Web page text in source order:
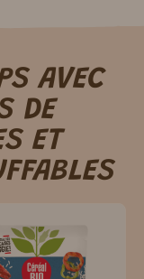
AVEC
DE
ET